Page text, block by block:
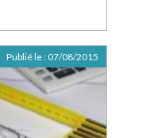
Publié le : 07/08/2015